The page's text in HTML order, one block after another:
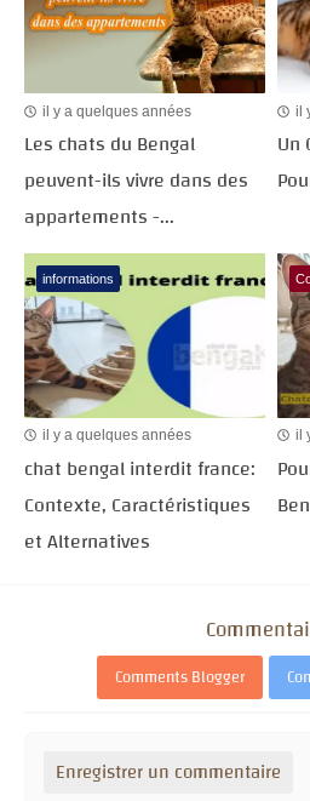
il y a quelques années
Les chats du Bengal
peuvent-ils vivre dans des
appartements -...
il
Un
informations
il y a quelques années
chat bengal interdit france:
Contexte, Caractéristiques
et Alternatives
il
Comments Blogger
Enregistrer un commentaire